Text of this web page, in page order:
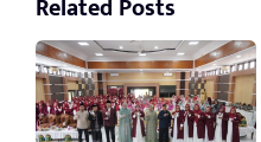
Related Posts